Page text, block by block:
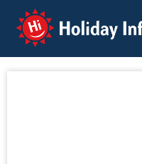
Holiday Info